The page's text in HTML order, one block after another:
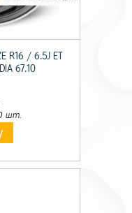
R16 / 6.5J ET
67.10
шт.